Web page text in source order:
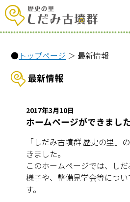
● トップページ ＞ 最新情報
最新情報
2017年3月10日
ホームページができました
「しだみ古墳群 歴史の里」
きました。
このホームページでは、し
様子や、整備見学会等につ
す。